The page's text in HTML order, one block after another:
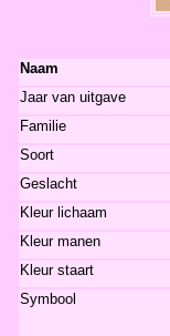
Naam
Jaar van uitgave
Familie
Soort
Geslacht
Kleur lichaam
Kleur manen
Kleur staart
Symbool